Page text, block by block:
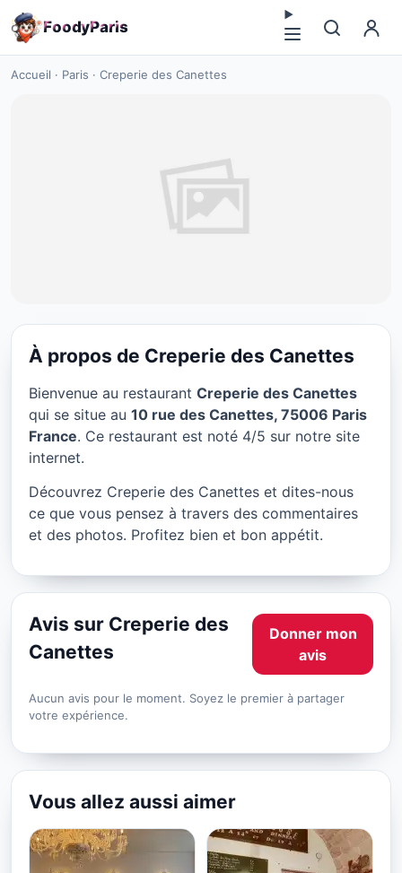
FoodyParis
Accueil · Paris · Creperie des Canettes
Creperie des Canettes à
Paris
★ 4/5
À propos de Creperie des Canettes
Bienvenue au restaurant Creperie des Canettes
qui se situe au 10 rue des Canettes, 75006 Paris
France. Ce restaurant est noté 4/5 sur notre site
internet.
Découvrez Creperie des Canettes et dites-nous
ce que vous pensez à travers des commentaires
et des photos. Profitez bien et bon appétit.
Avis sur Creperie des
Canettes
Donner mon
avis
Aucun avis pour le moment. Soyez le premier à partager
votre expérience.
Vous allez aussi aimer